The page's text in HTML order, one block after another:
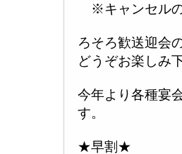
※キャンセルの
ろそろ歓送迎会
どうぞお楽しみ
今年より各種宴
す。
★早割★